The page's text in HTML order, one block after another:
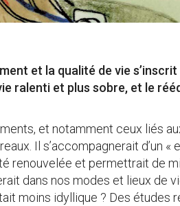
et la qualité de vie
ralenti et plus sobre, et le
et notamment ceux liés
Il s’accompagnerait d’un «
renouvelée et permettrait de
dans nos modes et lieux de
moins idyllique ? Des